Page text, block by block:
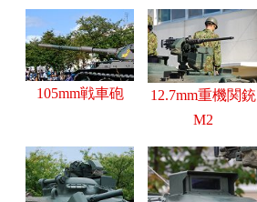
105mm戦車砲
12.7mm重機関銃
M2